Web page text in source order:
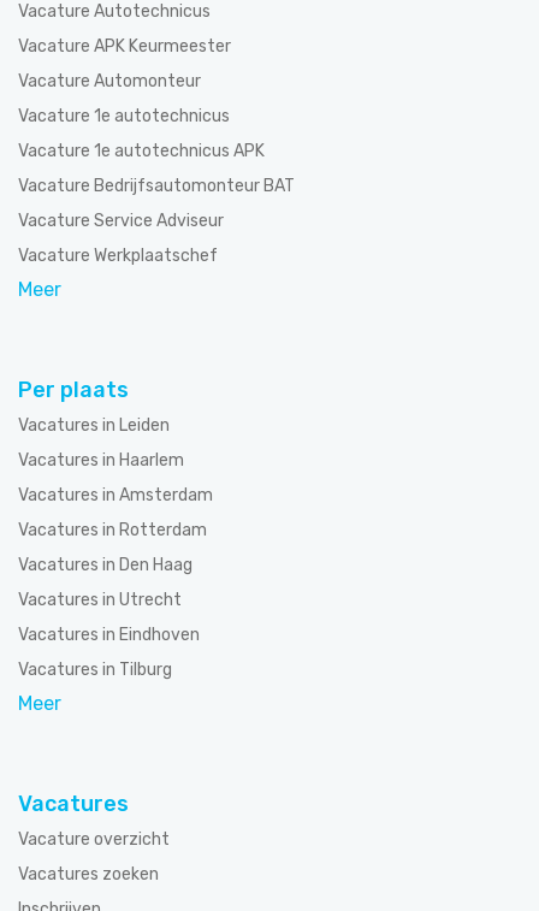
Vacature Autotechnicus
Vacature APK Keurmeester
Vacature Automonteur
Vacature 1e autotechnicus
Vacature 1e autotechnicus APK
Vacature Bedrijfsautomonteur BAT
Vacature Service Adviseur
Vacature Werkplaatschef
Meer
Per plaats
Vacatures in Leiden
Vacatures in Haarlem
Vacatures in Amsterdam
Vacatures in Rotterdam
Vacatures in Den Haag
Vacatures in Utrecht
Vacatures in Eindhoven
Vacatures in Tilburg
Meer
Vacatures
Vacature overzicht
Vacatures zoeken